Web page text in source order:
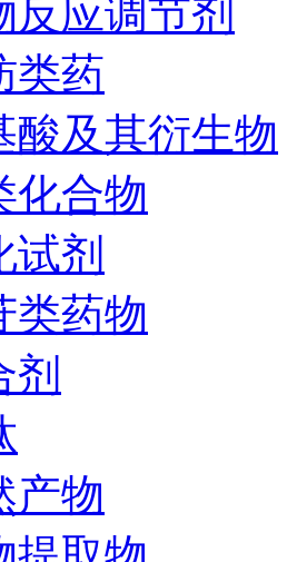
反应调节剂
类药
酸及其衍生物
化合物
试剂
类药物
剂
产物